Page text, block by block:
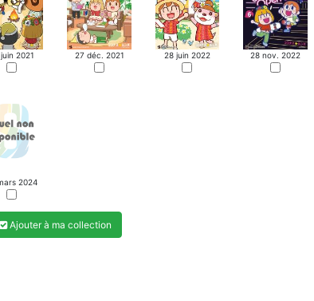
2021 27 déc. 2021 28 juin 2022 28 nov. 2022
2024
Ajouter à ma collection